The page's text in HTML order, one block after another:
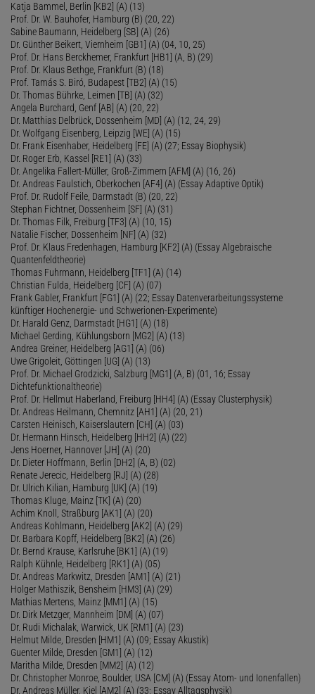
Katja Bammel, Berlin [KB2] (A) (13)
Prof. Dr. W. Bauhofer, Hamburg (B) (20, 22)
Sabine Baumann, Heidelberg [SB] (A) (26)
Dr. Günther Beikert, Viernheim [GB1] (A) (04, 10, 25)
Prof. Dr. Hans Berckhemer, Frankfurt [HB1] (A, B) (29)
Prof. Dr. Klaus Bethge, Frankfurt (B) (18)
Prof. Tamás S. Biró, Budapest [TB2] (A) (15)
Dr. Thomas Bührke, Leimen [TB] (A) (32)
Angela Burchard, Genf [AB] (A) (20, 22)
Dr. Matthias Delbrück, Dossenheim [MD] (A) (12, 24, 29)
Dr. Wolfgang Eisenberg, Leipzig [WE] (A) (15)
Dr. Frank Eisenhaber, Heidelberg [FE] (A) (27; Essay Biophysik)
Dr. Roger Erb, Kassel [RE1] (A) (33)
Dr. Angelika Fallert-Müller, Groß-Zimmern [AFM] (A) (16, 26)
Dr. Andreas Faulstich, Oberkochen [AF4] (A) (Essay Adaptive Optik)
Prof. Dr. Rudolf Feile, Darmstadt (B) (20, 22)
Stephan Fichtner, Dossenheim [SF] (A) (31)
Dr. Thomas Filk, Freiburg [TF3] (A) (10, 15)
Natalie Fischer, Dossenheim [NF] (A) (32)
Prof. Dr. Klaus Fredenhagen, Hamburg [KF2] (A) (Essay Algebraische
Quantenfeldtheorie)
Thomas Fuhrmann, Heidelberg [TF1] (A) (14)
Christian Fulda, Heidelberg [CF] (A) (07)
Frank Gabler, Frankfurt [FG1] (A) (22; Essay Datenverarbeitungssysteme
künftiger Hochenergie- und Schwerionen-Experimente)
Dr. Harald Genz, Darmstadt [HG1] (A) (18)
Michael Gerding, Kühlungsborn [MG2] (A) (13)
Andrea Greiner, Heidelberg [AG1] (A) (06)
Uwe Grigoleit, Göttingen [UG] (A) (13)
Prof. Dr. Michael Grodzicki, Salzburg [MG1] (A, B) (01, 16; Essay
Dichtefunktionaltheorie)
Prof. Dr. Hellmut Haberland, Freiburg [HH4] (A) (Essay Clusterphysik)
Dr. Andreas Heilmann, Chemnitz [AH1] (A) (20, 21)
Carsten Heinisch, Kaiserslautern [CH] (A) (03)
Dr. Hermann Hinsch, Heidelberg [HH2] (A) (22)
Jens Hoerner, Hannover [JH] (A) (20)
Dr. Dieter Hoffmann, Berlin [DH2] (A, B) (02)
Renate Jerecic, Heidelberg [RJ] (A) (28)
Dr. Ulrich Kilian, Hamburg [UK] (A) (19)
Thomas Kluge, Mainz [TK] (A) (20)
Achim Knoll, Straßburg [AK1] (A) (20)
Andreas Kohlmann, Heidelberg [AK2] (A) (29)
Dr. Barbara Kopff, Heidelberg [BK2] (A) (26)
Dr. Bernd Krause, Karlsruhe [BK1] (A) (19)
Ralph Kühnle, Heidelberg [RK1] (A) (05)
Dr. Andreas Markwitz, Dresden [AM1] (A) (21)
Holger Mathiszik, Bensheim [HM3] (A) (29)
Mathias Mertens, Mainz [MM1] (A) (15)
Dr. Dirk Metzger, Mannheim [DM] (A) (07)
Dr. Rudi Michalak, Warwick, UK [RM1] (A) (23)
Helmut Milde, Dresden [HM1] (A) (09; Essay Akustik)
Guenter Milde, Dresden [GM1] (A) (12)
Maritha Milde, Dresden [MM2] (A) (12)
Dr. Christopher Monroe, Boulder, USA [CM] (A) (Essay Atom- und Ionenfallen)
Dr. Andreas Müller, Kiel [AM2] (A) (33; Essay Alltagsphysik)